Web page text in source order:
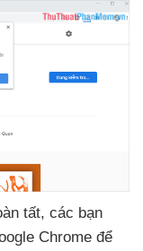
tất, các bạn
Chrome để